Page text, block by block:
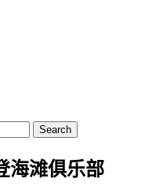
Search
海滩俱乐部